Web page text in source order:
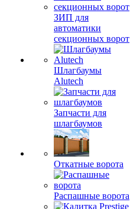
ЗИП для
автоматики
секционных ворот
Шлагбаумы
Alutech
Запчасти для
шлагбаумов
Откатные ворота
Распашные ворота